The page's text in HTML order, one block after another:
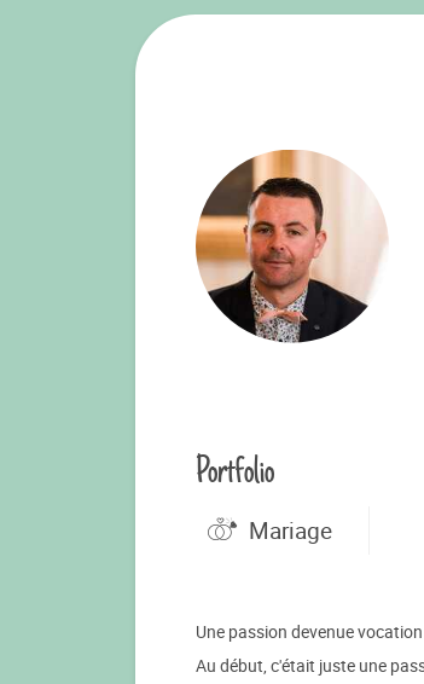
Portfolio
Mariage
Une passion devenue vocation
Au début, c'était juste une